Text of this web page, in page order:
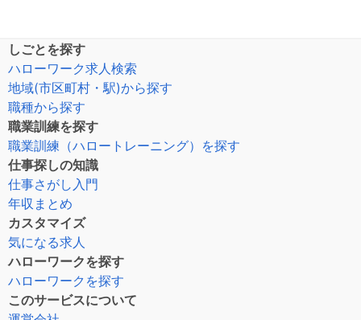
しごとを探す
ハローワーク求人検索
地域(市区町村・駅)から探す
職種から探す
職業訓練を探す
職業訓練（ハロートレーニング）を探す
仕事探しの知識
仕事さがし入門
年収まとめ
カスタマイズ
気になる求人
ハローワークを探す
ハローワークを探す
このサービスについて